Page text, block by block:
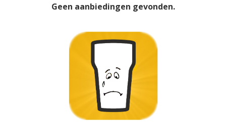
Geen aanbiedingen gevonden.